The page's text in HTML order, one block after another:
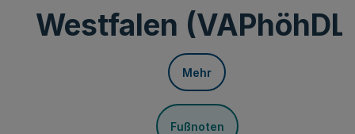
Westfalen
Mehr
Fußnoten